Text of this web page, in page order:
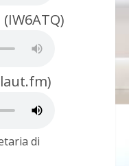
(IW6ATQ)
di